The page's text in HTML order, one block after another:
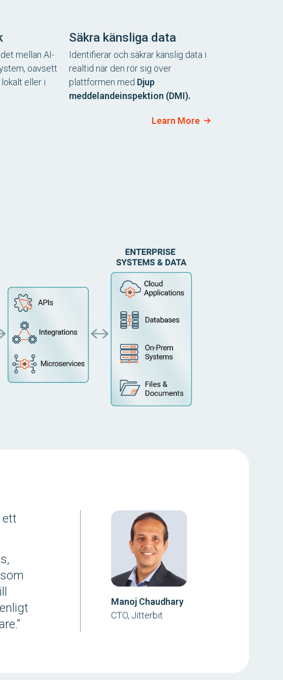
mellan AI-
oavsett
eller i
Säkra känsliga data
Identifierar och säkrar känslig data i
realtid när den rör sig över
plattformen med Djup
meddelandeinspektion (DMI).
Learn More
ett
Manoj Chaudhary
CTO, Jitterbit